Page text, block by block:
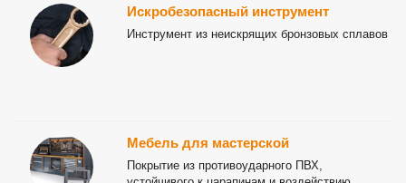
Искробезопасный инструмент
Инструмент из неискрящих бронзовых сплавов
Мебель для мастерской
Покрытие из противоударного ПВХ,